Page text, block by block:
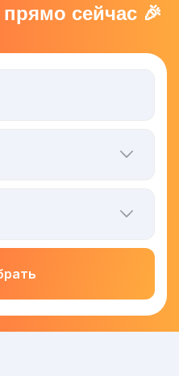
сейчас 🎉